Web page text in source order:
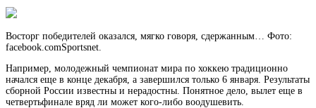
Восторг победителей оказался, мягко говоря, сдержанным… Фото:
facebook.comSportsnet.
Например, молодежный чемпионат мира по хоккею традиционно
начался еще в конце декабря, а завершился только 6 января. Результаты
сборной России известны и нерадостны. Понятное дело, вылет еще в
четвертьфинале вряд ли может кого-либо воодушевить.